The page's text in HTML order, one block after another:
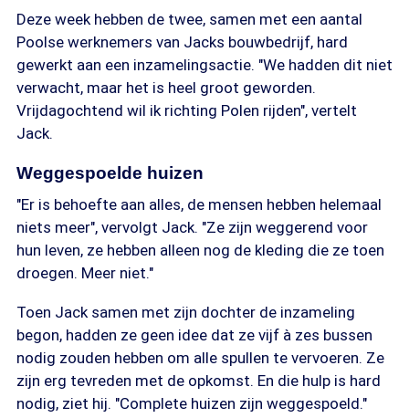
Deze week hebben de twee, samen met een aantal
Poolse werknemers van Jacks bouwbedrijf, hard
gewerkt aan een inzamelingsactie. "We hadden dit niet
verwacht, maar het is heel groot geworden.
Vrijdagochtend wil ik richting Polen rijden", vertelt
Jack.
Weggespoelde huizen
"Er is behoefte aan alles, de mensen hebben helemaal
niets meer", vervolgt Jack. "Ze zijn weggerend voor
hun leven, ze hebben alleen nog de kleding die ze toen
droegen. Meer niet."
Toen Jack samen met zijn dochter de inzameling
begon, hadden ze geen idee dat ze vijf à zes bussen
nodig zouden hebben om alle spullen te vervoeren. Ze
zijn erg tevreden met de opkomst. En die hulp is hard
nodig, ziet hij. "Complete huizen zijn weggespoeld."